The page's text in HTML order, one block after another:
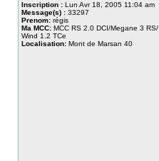
Inscription : Lun Avr 18, 2005 11:04 am
Message(s) : 33297
Prenom: régis
Ma MCC: MCC RS 2.0 DCI/Megane 3 RS/
Wind 1.2 TCe
Localisation: Mont de Marsan 40